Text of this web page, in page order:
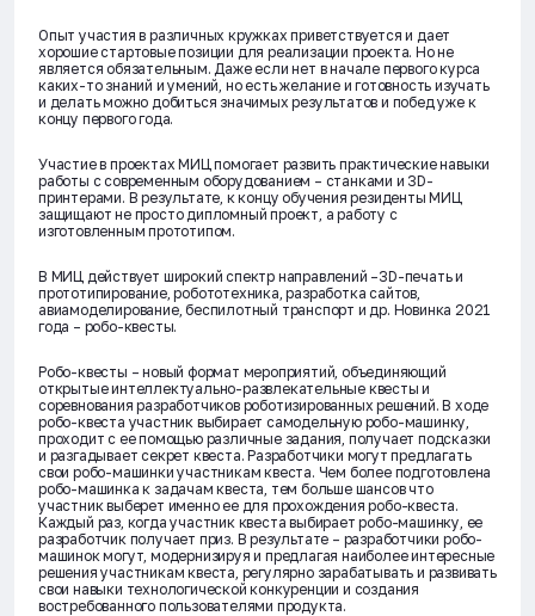
Опыт участия в различных кружках приветствуется и дает
хорошие стартовые позиции для реализации проекта. Но не
является обязательным. Даже если нет в начале первого курса
каких-то знаний и умений, но есть желание и готовность изучать
и делать можно добиться значимых результатов и побед уже к
концу первого года.
Участие в проектах МИЦ помогает развить практические навыки
работы с современным оборудованием – станками и 3D-
принтерами. В результате, к концу обучения резиденты МИЦ
защищают не просто дипломный проект, а работу с
изготовленным прототипом.
В МИЦ действует широкий спектр направлений –3D-печать и
прототипирование, робототехника, разработка сайтов,
авиамоделирование, беспилотный транспорт и др. Новинка 2021
года – робо-квесты.
Робо-квесты – новый формат мероприятий, объединяющий
открытые интеллектуально-развлекательные квесты и
соревнования разработчиков роботизированных решений. В ходе
робо-квеста участник выбирает самодельную робо-машинку,
проходит с ее помощью различные задания, получает подсказки
и разгадывает секрет квеста. Разработчики могут предлагать
свои робо-машинки участникам квеста. Чем более подготовлена
робо-машинка к задачам квеста, тем больше шансов что
участник выберет именно ее для прохождения робо-квеста.
Каждый раз, когда участник квеста выбирает робо-машинку, ее
разработчик получает приз. В результате – разработчики робо-
машинок могут, модернизируя и предлагая наиболее интересные
решения участникам квеста, регулярно зарабатывать и развивать
свои навыки технологической конкуренции и создания
востребованного пользователями продукта.